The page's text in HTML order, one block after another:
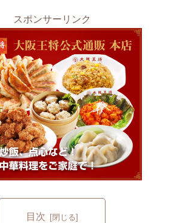
スポンサーリンク
目次